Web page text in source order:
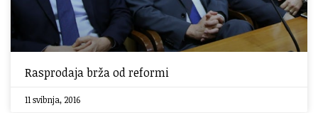
Rasprodaja brža od reformi
11 svibnja, 2016